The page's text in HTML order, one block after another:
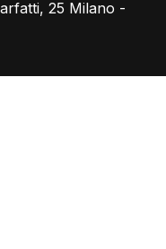
25 Milano -